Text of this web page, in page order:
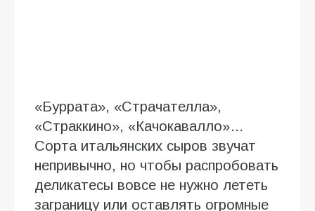
«Буррата», «Страчателла»,
«Страккино», «Качокавалло»…
Сорта итальянских сыров звучат
непривычно, но чтобы распробовать
деликатесы вовсе не нужно лететь
заграницу или оставлять огромные